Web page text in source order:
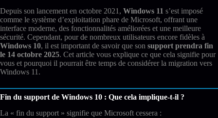
Depuis son lancement en octobre 2021, Windows 11 s’est imposé
comme le système d’exploitation phare de Microsoft, offrant une
interface moderne, des fonctionnalités améliorées et une meilleure
sécurité. Cependant, pour de nombreux utilisateurs encore fidèles à
Windows 10, il est important de savoir que son support prendra fin
le 14 octobre 2025. Cet article vous explique ce que cela signifie pour
vous et pourquoi il pourrait être temps de considérer la migration vers
Windows 11.
Fin du support de Windows 10 : Que cela implique-t-il ?
La « fin du support » signifie que Microsoft cessera :